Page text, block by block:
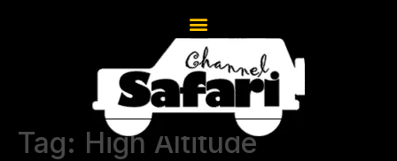
Tag: High Altitude